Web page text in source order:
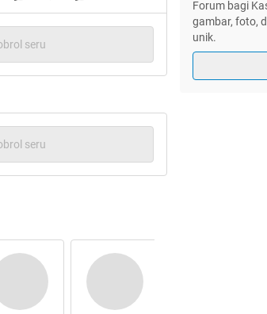
seru
seru
Forum bagi
gambar, foto,
unik.